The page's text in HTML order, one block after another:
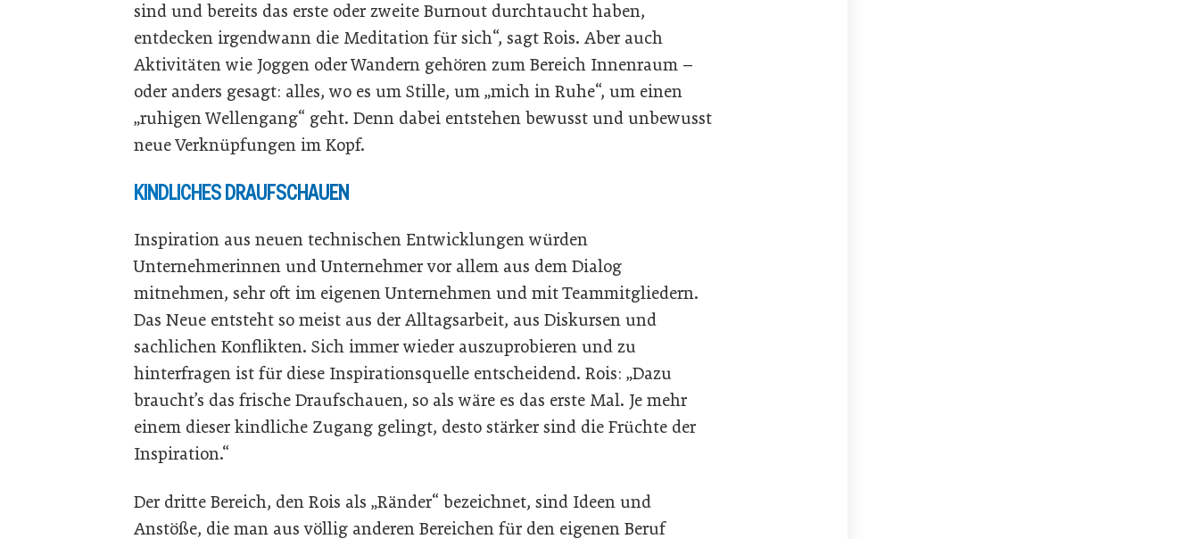
sind und bereits das erste oder zweite Burnout durchtaucht haben,
entdecken irgendwann die Meditation für sich“, sagt Rois. Aber auch
Aktivitäten wie Joggen oder Wandern gehören zum Bereich Innenraum –
oder anders gesagt: alles, wo es um Stille, um „mich in Ruhe“, um einen
„ruhigen Wellengang“ geht. Denn dabei entstehen bewusst und unbewusst
neue Verknüpfungen im Kopf.
KINDLICHES DRAUFSCHAUEN
Inspiration aus neuen technischen Entwicklungen würden
Unternehmerinnen und Unternehmer vor allem aus dem Dialog
mitnehmen, sehr oft im eigenen Unternehmen und mit Teammitgliedern.
Das Neue entsteht so meist aus der Alltagsarbeit, aus Diskursen und
sachlichen Konflikten. Sich immer wieder auszuprobieren und zu
hinterfragen ist für diese Inspirationsquelle entscheidend. Rois: „Dazu
braucht’s das frische Draufschauen, so als wäre es das erste Mal. Je mehr
einem dieser kindliche Zugang gelingt, desto stärker sind die Früchte der
Inspiration.“
Der dritte Bereich, den Rois als „Ränder“ bezeichnet, sind Ideen und
Anstöße, die man aus völlig anderen Bereichen für den eigenen Beruf